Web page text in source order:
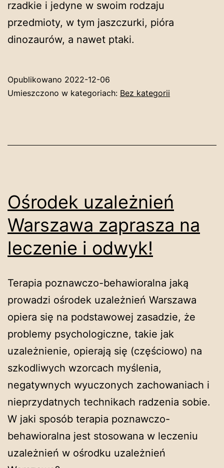
rzadkie i jedyne w swoim rodzaju
przedmioty, w tym jaszczurki, pióra
dinozaurów, a nawet ptaki.
Opublikowano 2022-12-06
Umieszczono w kategoriach: Bez kategorii
Ośrodek uzależnień
Warszawa zaprasza na
leczenie i odwyk!
Terapia poznawczo-behawioralna jaką
prowadzi ośrodek uzależnień Warszawa
opiera się na podstawowej zasadzie, że
problemy psychologiczne, takie jak
uzależnienie, opierają się (częściowo) na
szkodliwych wzorcach myślenia,
negatywnych wyuczonych zachowaniach i
nieprzydatnych technikach radzenia sobie.
W jaki sposób terapia poznawczo-
behawioralna jest stosowana w leczeniu
uzależnień w ośrodku uzależnień